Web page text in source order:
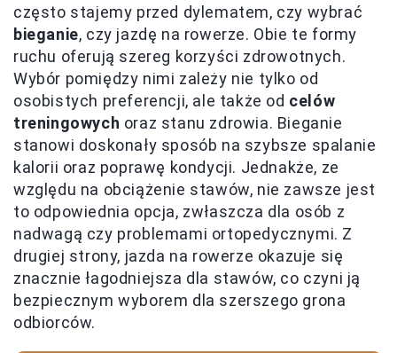
często stajemy przed dylematem, czy wybrać
bieganie, czy jazdę na rowerze. Obie te formy
ruchu oferują szereg korzyści zdrowotnych.
Wybór pomiędzy nimi zależy nie tylko od
osobistych preferencji, ale także od celów
treningowych oraz stanu zdrowia. Bieganie
stanowi doskonały sposób na szybsze spalanie
kalorii oraz poprawę kondycji. Jednakże, ze
względu na obciążenie stawów, nie zawsze jest
to odpowiednia opcja, zwłaszcza dla osób z
nadwagą czy problemami ortopedycznymi. Z
drugiej strony, jazda na rowerze okazuje się
znacznie łagodniejsza dla stawów, co czyni ją
bezpiecznym wyborem dla szerszego grona
odbiorców.